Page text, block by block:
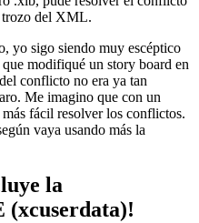
trozo del XML.
yo sigo siendo muy escéptico
modifiqué un story board en
conflicto no era ya tan
Me imagino que con un
fácil resolver los conflictos.
vaya usando más la
la
(xcuserdata)!